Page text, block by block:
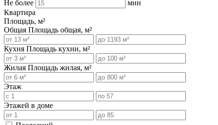
Не более
мин
Квартира
Площадь, м²
Общая Площадь общая, м²
Кухня Площадь кухни, м²
Жилая Площадь жилая, м²
Этаж
Этажей в доме